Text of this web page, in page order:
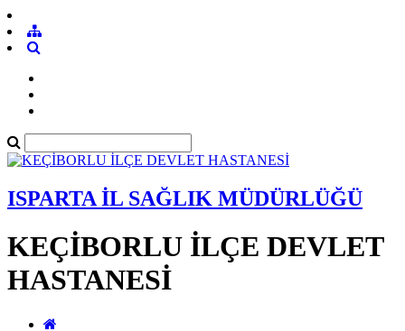
ISPARTA İL SAĞLIK MÜDÜRLÜĞÜ
KEÇİBORLU İLÇE DEVLET
HASTANESİ